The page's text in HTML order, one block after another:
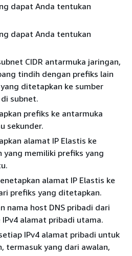
dapat Anda tentukan
dapat Anda tentukan
CIDR antarmuka jaringan,
tindih dengan prefiks lain
ditetapkan ke sumber
subnet.
prefiks ke antarmuka
sekunder.
alamat IP Elastis ke
yang memiliki prefiks yang
alamat IP Elastis ke
prefiks yang ditetapkan.
nama host DNS pribadi dari
alamat pribadi utama.
IPv4 alamat pribadi untuk
termasuk yang dari awalan,